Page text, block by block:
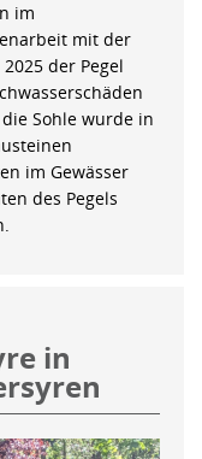
im
mit der
der Pegel
Sohle wurde in
im Gewässer
des Pegels
in